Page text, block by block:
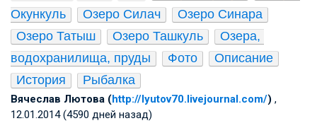
Окункуль
Озеро Силач
Озеро Синара
Озеро Татыш
Озеро Ташкуль
Озера,
водохранилища, пруды
Фото
Описание
История
Рыбалка
Вячеслав Лютова (http://lyutov70.livejournal.com/) ,
12.01.2014 (4590 дней назад)